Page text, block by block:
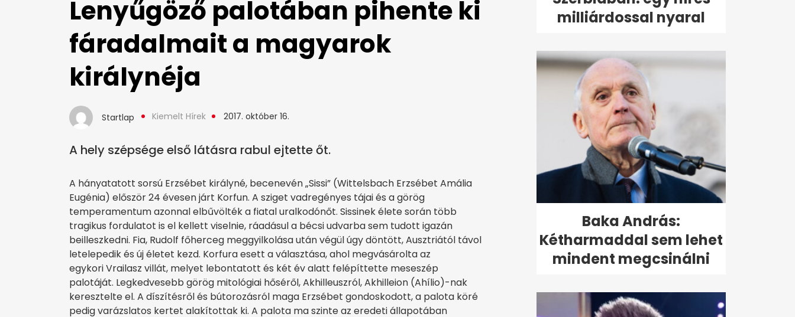
Lenyűgöző palotában pihente ki
fáradalmait a magyarok
királynéja
Startlap Kiemelt Hírek 2017. október 16.
A hely szépsége első látásra rabul ejtette őt.
A hányatatott sorsú Erzsébet királyné, becenevén „Sissi” (Wittelsbach Erzsébet Amália
Eugénia) először 24 évesen járt Korfun. A sziget vadregényes tájai és a görög
temperamentum azonnal elbűvölték a fiatal uralkodónőt. Sissinek élete során több
tragikus fordulatot is el kellett viselnie, ráadásul a bécsi udvarba sem tudott igazán
beilleszkedni. Fia, Rudolf főherceg meggyilkolása után végül úgy döntött, Ausztriától távol
letelepedik és új életet kezd. Korfura esett a választása, ahol megvásárolta az
egykori Vrailasz villát, melyet lebontatott és két év alatt felépíttette meseszép
palotáját. Legkedvesebb görög mitológiai hőséről, Akhilleuszról, Akhilleion (Ahílio)-nak
keresztelte el. A díszítésről és bútorozásról maga Erzsébet gondoskodott, a palota köré
pedig varázslatos kertet alakítottak ki. A palota ma szinte az eredeti állapotában
milliárdossal nyaral
Baka András:
Kétharmaddal sem lehet
mindent megcsinálni